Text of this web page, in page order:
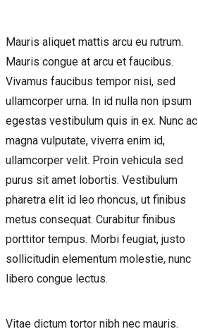
Mauris aliquet mattis arcu eu rutrum.
Mauris congue at arcu et faucibus.
Vivamus faucibus tempor nisi, sed
ullamcorper urna. In id nulla non ipsum
egestas vestibulum quis in ex. Nunc ac
magna vulputate, viverra enim id,
ullamcorper velit. Proin vehicula sed
purus sit amet lobortis. Vestibulum
pharetra elit id leo rhoncus, ut finibus
metus consequat. Curabitur finibus
porttitor tempus. Morbi feugiat, justo
sollicitudin elementum molestie, nunc
libero congue lectus.
Vitae dictum tortor nibh nec mauris.